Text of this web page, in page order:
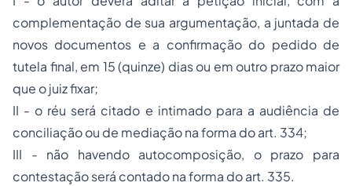
complementação de sua argumentação, a juntada de
novos documentos e a confirmação do pedido de
tutela final, em 15 (quinze) dias ou em outro prazo maior
que o juiz fixar;
II - o réu será citado e intimado para a audiência de
conciliação ou de mediação na forma do art. 334;
III - não havendo autocomposição, o prazo para
contestação será contado na forma do art. 335.